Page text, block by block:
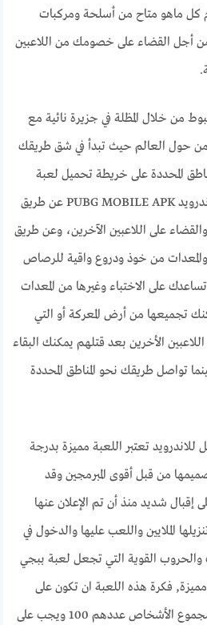
كل ماهو متاح من أسلحة ومركبات
من أجل القضاء على خصومك من اللاعبين
من خلال المظلة في جزيرة نائية مع
من حول العالم حيث تبدأ في شق طريقك
المحددة على خريطة تحميل لعبة
ببجي موبايل للاندرويد PUBG MOBILE APK عن طريق
على اللاعبين الآخرين، وعن طريق
من خوذ ودروع واقية للرصاص
على الاختباء وغيرها من المعدات
تجميعها من أرض المعركة أو التي
الأخرين بعد قتلهم يمكنك البقاء
تواصل طريقك نحو المناطق المحددة
للاندرويد تعتبر اللعبة مميزة بدرجة
من قبل أقوى المبرمجين وقد
إقبال شديد منذ أن تم الإعلان عنها
الملايين واللعب عليها والدخول في
والحروب القوية التي تجعل لعبة ببجي
فكرة هذه اللعبة ان تكون على
جزيرة صغيرة ومجموع الأشخاص عددهم 100 ويجب على